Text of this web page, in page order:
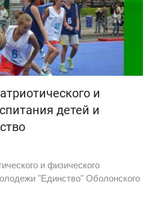
и
детей и
и физического
"Единство" Оболонского